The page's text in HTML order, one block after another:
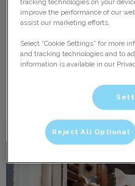
Konijnen maand
Korting op de vaccinatie
RHD2
Lees hier meer
Verzekering
tracking technologies on your
improve the performance of our
assist our marketing efforts.
Select “Cookie Settings” for more
and tracking technologies and to
information is available in our
Reject All Optional